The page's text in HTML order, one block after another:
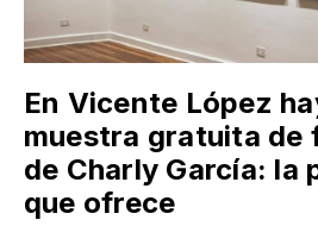
En Vicente López
muestra gratuita de
de Charly García: la
que ofrece